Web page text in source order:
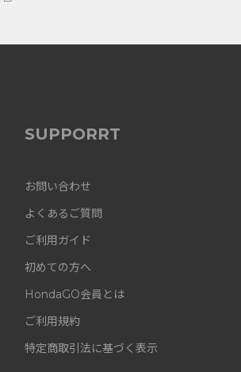
SUPPORRT
お問い合わせ
よくあるご質問
ご利用ガイド
初めての方へ
HondaGO会員とは
ご利用規約
特定商取引法に基づく表示